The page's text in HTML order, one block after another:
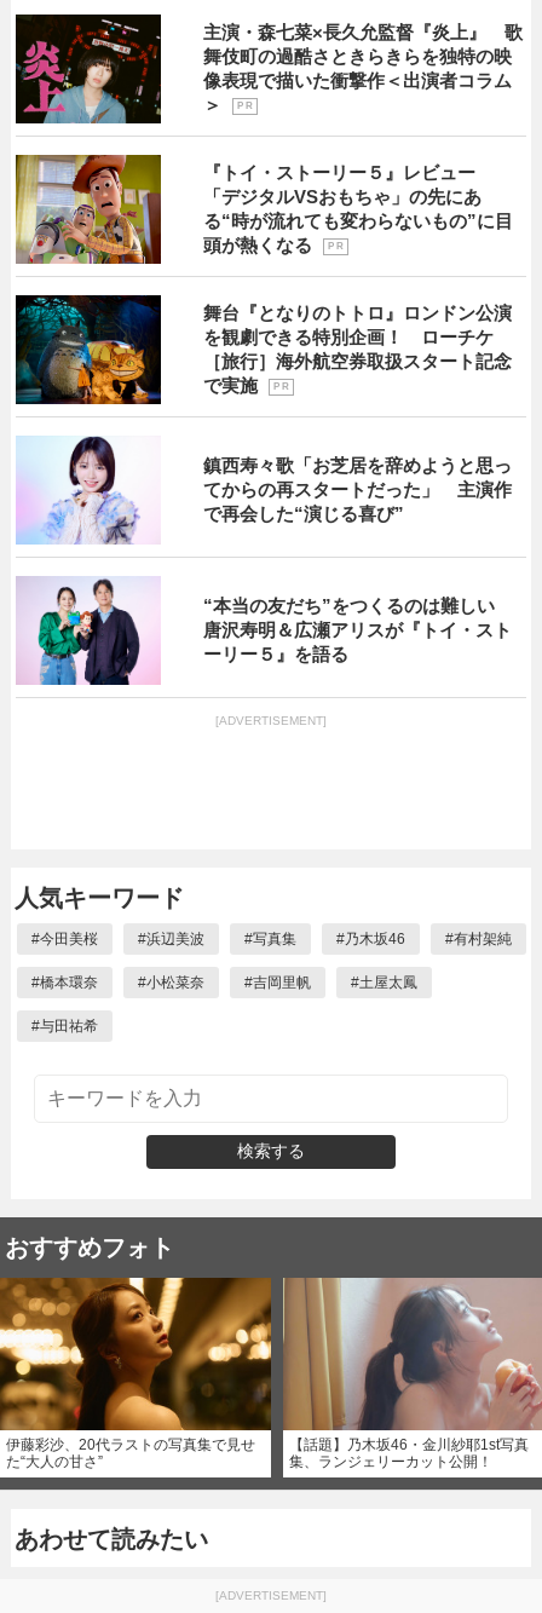
主演・森七菜×長久允監督『炎上』 歌
舞伎町の過酷さときらきらを独特の映
像表現で描いた衝撃作＜出演者コラム
＞
P R
『トイ・ストーリー５』レビュー
「デジタルVSおもちゃ」の先にあ
る“時が流れても変わらないもの”に目
頭が熱くなる
P R
舞台『となりのトトロ』ロンドン公演
を観劇できる特別企画！ ローチケ
［旅行］海外航空券取扱スタート記念
で実施
P R
鎮西寿々歌「お芝居を辞めようと思っ
てからの再スタートだった」 主演作
で再会した“演じる喜び”
“本当の友だち”をつくるのは難しい
唐沢寿明＆広瀬アリスが『トイ・スト
ーリー５』を語る
[ADVERTISEMENT]
人気キーワード
#今田美桜 #浜辺美波 #写真集 #乃木坂46 #有村架純
#橋本環奈 #小松菜奈 #吉岡里帆 #土屋太鳳
#与田祐希
検索する
おすすめフォト
伊藤彩沙、20代ラストの写真集で見せ
た“大人の甘さ”
【話題】乃木坂46・金川紗耶1st写真
集、ランジェリーカット公開！
あわせて読みたい
[ADVERTISEMENT]